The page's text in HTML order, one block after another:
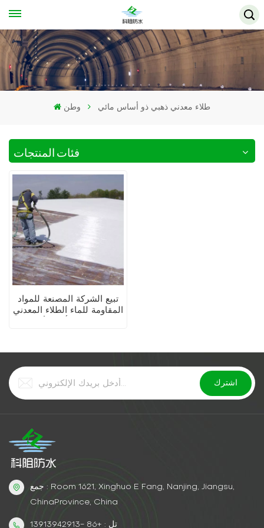
وطن طلاء معدني ذهبي ذو أساس مائي
فئات المنتجات
تبيع الشركة المصنعة للمواد
المقاومة للماء الطلاء المعدني
جمع : Room 1621, Xinghuo E Fang, Nanjing, Jiangsu,
ChinaProvince, China
تل : +86 -13913942913